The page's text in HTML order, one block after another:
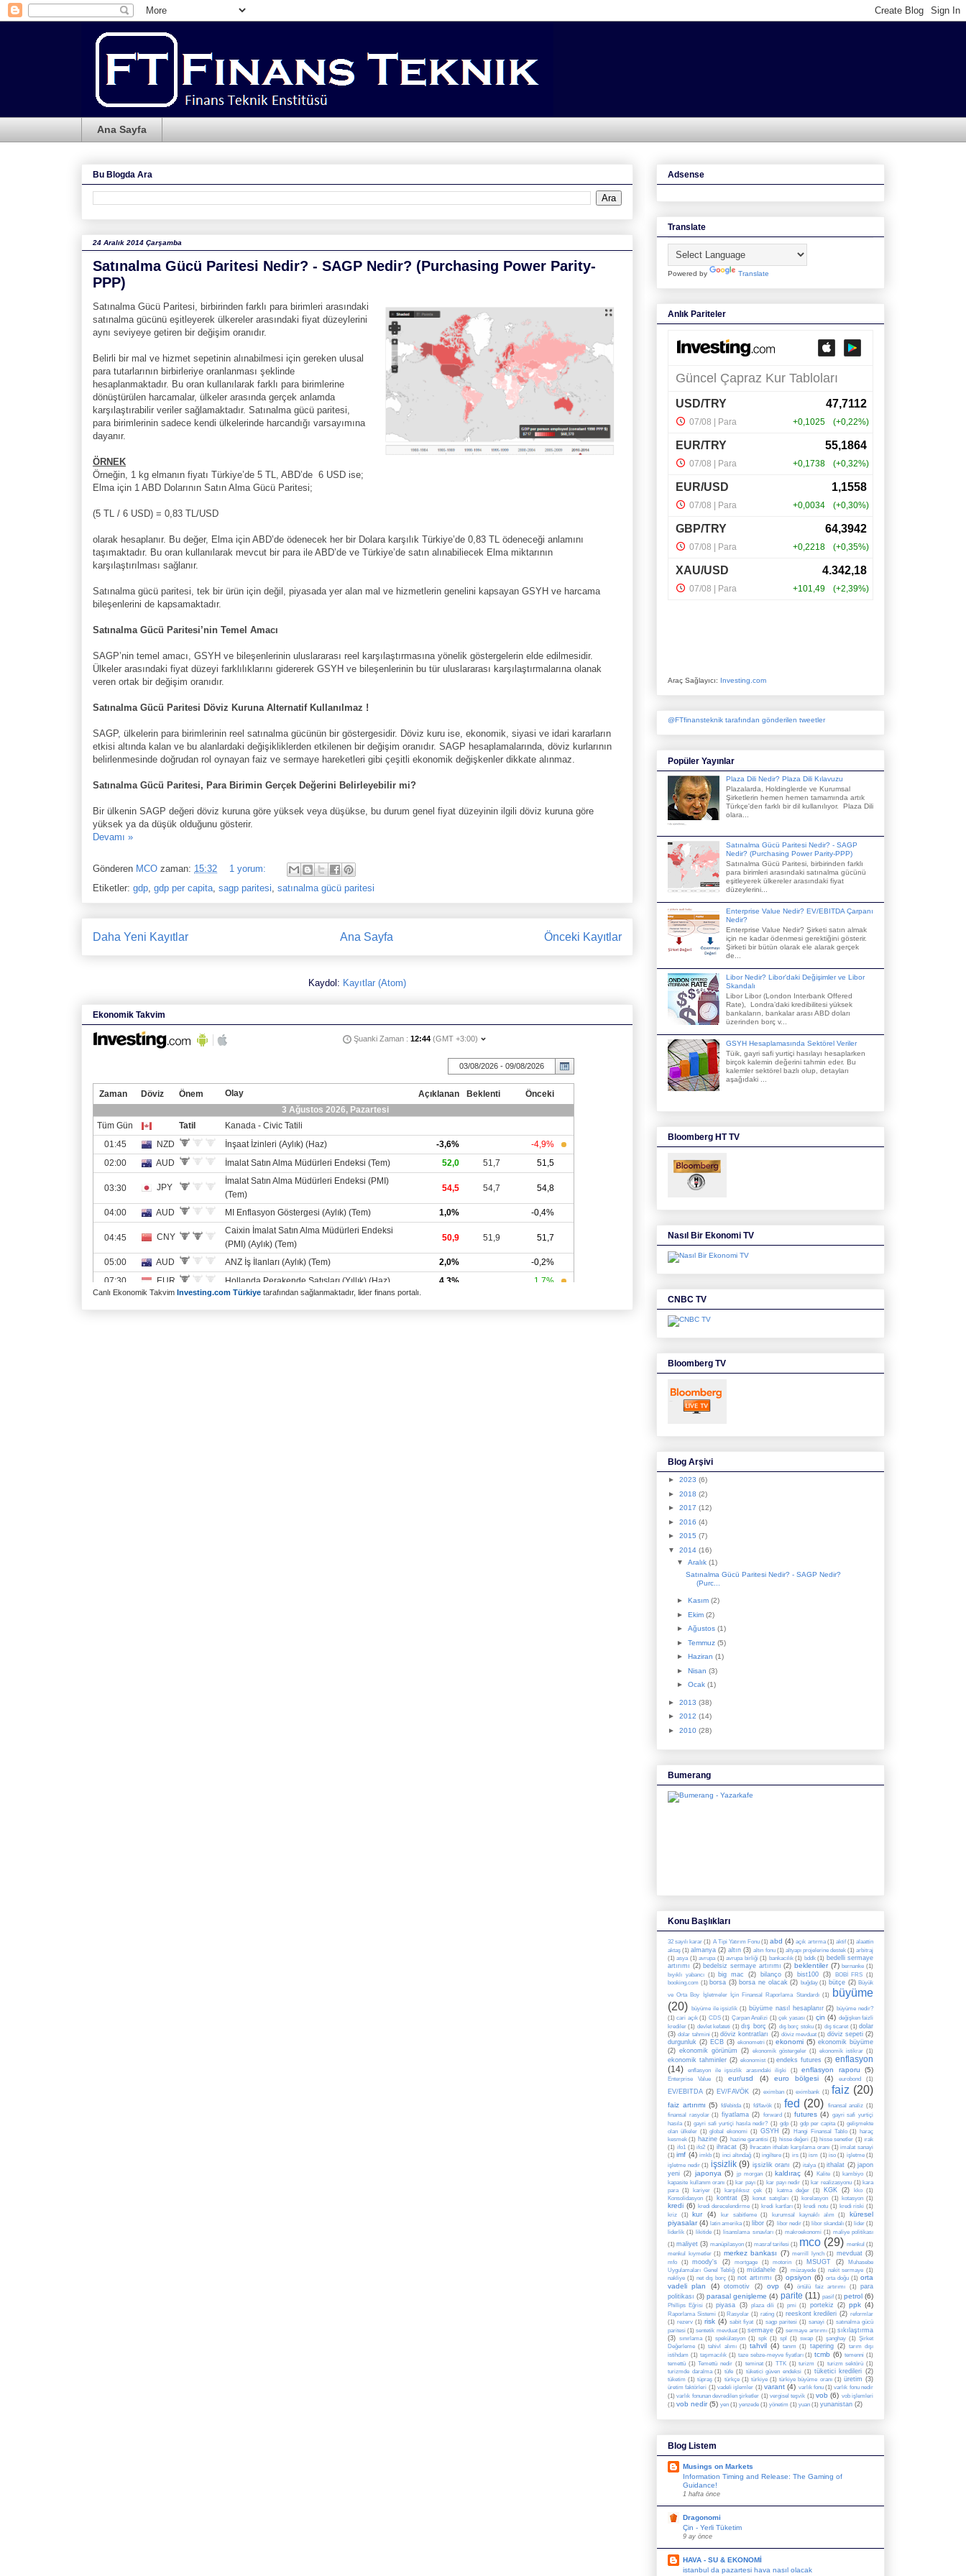
Ana Sayfa
Bu Blogda Ara
24 Aralık 2014 Çarşamba
Satınalma Gücü Paritesi Nedir? - SAGP Nedir? (Purchasing Power Parity-
PPP)
Satınalma Gücü Paritesi, birbirinden farklı para birimleri arasındaki
satınalma gücünü eşitleyerek ülkereler arasındaki fiyat düzeylerini
aynı seviyeye getiren bir değişim oranıdır.
Belirli bir mal ve hizmet sepetinin alınabilmesi için gereken ulusal
para tutarlarının birbirleriye oranlanması şeklinde
hesaplanmaktadır. Bu oran kullanılarak farklı para birimlerine
dönüştürülen harcamalar, ülkeler arasında gerçek anlamda
karşılaştırabilir veriler sağlamaktadır. Satınalma gücü paritesi,
para birimlerinin sadece kendi ülkelerinde harcandığı varsayımına
dayanır.
ÖRNEK
Örneğin, 1 kg elmanın fiyatı Türkiye’de 5 TL, ABD’de 6 USD ise;
Elma için 1 ABD Dolarının Satın Alma Gücü Paritesi;
(5 TL / 6 USD) = 0,83 TL/USD
olarak hesaplanır. Bu değer, Elma için ABD’de ödenecek her bir Dolara karşılık Türkiye’de 0,83 TL ödeneceği anlamını
taşımaktadır. Bu oran kullanılarak mevcut bir para ile ABD’de ve Türkiye’de satın alınabiliecek Elma miktarının
karşılaştırılması sağlanır.
Satınalma gücü paritesi, tek bir ürün için değil, piyasada yer alan mal ve hizmetlerin genelini kapsayan GSYH ve harcama
bileşenlerini de kapsamaktadır.
Satınalma Gücü Paritesi’nin Temel Amacı
SAGP’nin temel amacı, GSYH ve bileşenlerinin uluslararası reel karşılaştırmasına yönelik göstergelerin elde edilmesidir.
Ülkeler arasındaki fiyat düzeyi farklılıklarını gidererek GSYH ve bileşenlerinin bu tür uluslararası karşılaştırmalarına olanak
veren ortak bir değişim oranıdır.
Satınalma Gücü Paritesi Döviz Kuruna Alternatif Kullanılmaz !
SAGP, ülkelerin para birimlerinin reel satınalma gücünün bir göstergesidir. Döviz kuru ise, ekonomik, siyasi ve idari kararların
etkisi altında kalan ve bu alanlardaki değişikliklerden etkilenen bir değişim oranıdır. SAGP hesaplamalarında, döviz kurlarının
belirlenmesinde doğrudan rol oynayan faiz ve sermaye hareketleri gibi çeşitli ekonomik değişkenler dikkate alınmaz.
Satınalma Gücü Paritesi, Para Birimin Gerçek Değerini Belirleyebilir mi?
Bir ülkenin SAGP değeri döviz kuruna göre yüksek veya düşükse, bu durum genel fiyat düzeyinin ilgili döviz kuruna göre
yüksek ya da düşük olduğunu gösterir.
Devamı »
Gönderen MCO zaman: 15:32
1 yorum:
Etiketler: gdp gdp per capita sagp paritesi satınalma gücü paritesi
Daha Yeni Kayıtlar Önceki Kayıtlar
Ana Sayfa
Kaydol: Kayıtlar (Atom)
Ekonomik Takvim
Canlı Ekonomik Takvim Investing.com Türkiye tarafından sağlanmaktadır, lider finans portalı.
Adsense
Translate
Powered by Translate
Anlık Pariteler
Araç Sağlayıcı: Investing.com
@FTfinansteknik tarafından gönderilen tweetler
Popüler Yayınlar
Plaza Dili Nedir? Plaza Dili Kılavuzu
Plazalarda, Holdinglerde ve Kurumsal
Şirketlerin hemen hemen tamamında artık
Türkçe'den farklı bir dil kullanılıyor. Plaza Dili
olara...
Satınalma Gücü Paritesi Nedir? - SAGP
Nedir? (Purchasing Power Parity-PPP)
Satınalma Gücü Paritesi, birbirinden farklı
para birimleri arasındaki satınalma gücünü
eşitleyerek ülkereler arasındaki fiyat
düzeylerini...
Enterprise Value Nedir? EV/EBITDA Çarpanı
Nedir?
Enterprise Value Nedir? Şirketi satın almak
için ne kadar ödenmesi gerektiğini gösterir.
Şirketi bir bütün olarak ele alarak gerçek
de...
Libor Nedir? Libor'daki Değişimler ve Libor
Skandalı
Libor Libor (London Interbank Offered
Rate), Londra’daki kredibilitesi yüksek
bankaların, bankalar arası ABD doları
üzerinden borç v...
GSYH Hesaplamasında Sektörel Veriler
Tüik, gayri safi yurtiçi hasılayı hesaplarken
birçok kalemin değerini tahmin eder. Bu
kalemler sektörel bazlı olup, detayları
aşağıdaki ...
Bloomberg HT TV
Nasıl Bir Ekonomi TV
CNBC TV
Bloomberg TV
Blog Arşivi
► 2023 (6)
► 2018 (2)
► 2017 (12)
► 2016 (4)
► 2015 (7)
▼ 2014 (16)
▼ Aralık (1)
Satınalma Gücü Paritesi Nedir? - SAGP Nedir?
(Purc...
► Kasım (2)
► Ekim (2)
► Ağustos (1)
► Temmuz (5)
► Haziran (1)
► Nisan (3)
► Ocak (1)
► 2013 (38)
► 2012 (14)
► 2010 (28)
Bumerang
Konu Başlıkları
32 sayılı karar (1) A Tipi Yatırım Fonu (1) abd (4) açık artırma (1) aktif (1) alaattin
aktaş (1) almanya (2) altın (3) altın fonu (1) altyapı projelerine destek (1) arbitraj
(1) asya (1) avrupa (1) avrupa birliği (1) bankacılık (1) bddk (1) bedelli sermaye
artırımı (2) bedelsiz sermaye artırımı (2) beklentiler (7) bernanke (1)
bıyıklı yabancı (1) big mac (2) bilanço (3) bist100 (3) BOBİ FRS (1)
booking.com (1) borsa (3) borsa ne olacak (2) buğday (1) bütçe (2) Büyük
ve Orta Boy İşletmeler İçin Finansal Raporlama Standardı (1)
büyüme
(20)
büyüme ile işsizlik (1) büyüme nasıl hesaplanır (2) büyüme nedir?
(1) cari açık (1) CDS (1) Çarpan Analizi (1) çek yasası (1) çin (4) değişken faizli
krediler (1) devlet kefateti (1) dış borç (2) dış borç stoku (1) dış ticaret (1) dolar
(3) dolar tahmini (1) döviz kontratları (2) döviz mevduat (1) döviz sepeti (2)
durgunluk (2) ECB (3) ekonometri (1) ekonomi (5) ekonomik büyüme
(2) ekonomik görünüm (2) ekonomik göstergeler (1) ekonomik istikrar (1)
ekonomik tahminler (2) ekonomist (1) endeks futures (3) enflasyon
(14)
enflasyon ile işsizlik arasındaki ilişki (1) enflasyon raporu (5)
Enterprise Value (1) eur/usd (4) euro bölgesi (4) eurobond (1)
EV/EBITDA (2) EV/FAVÖK (2) eximban (1) eximbank (1) faiz (20)
faiz artırımı (5) fd/ebitda (1) fd/favök (1) fed (20) finansal analiz (1)
finansal rasyolar (1) fiyatlama (2) forward (1) futures (4) gayri safi yurtiçi
hasıla (1) gayri safi yurtiçi hasıla nedir? (1) gdp (1) gdp per capita (1) gelişmekte
olan ülkeler (1) global ekonomi (1) GSYH (2) Hangi Finansal Tablo (1)
haraç
kesmek (1) hazine (2) hazine garantisi (1) hisse değeri (1) hisse senetler (1) ırak
(1) ifo1 (1) ifo2 (1) ihracat (3) İhracatın ithalatı karşılama oranı (1) imalat sanayi
(1) imf (4) imkb (1) inci altındağ (1) ingiltere (1) irs (1) ism (1) iso (1) işletme (1)
işletme nedir (1) işsizlik (9) işsizlik oranı (2) italya (1) ithalat (2) japon
yeni (2) japonya (5) jp morgan (1) kaldıraç (4) Kalite (1) kambiyo (1)
kapasite kullanım oranı (1) kar payı (1) kar payı nedir (1) kar realizasyonu (1) kara
para (1) kariyer (1) karşılıksız çek (1) katma değer (1) KGK (2) kko (1)
Konsolidasyon (1) kontrat (3) konut satışları (1) korelasyon (1) kotasyon (1)
kredi (6) kredi derecelendirme (1) kredi kartları (1) kredi notu (1) kredi riski (1)
kriz
(1) kur (4) kur sabitleme (1) kurumsal kaynaklı alım (1)
küresel
piyasalar (4) latin amerika (1) libor (2) libor nedir (1) libor skandalı (1) lider (1)
liderlik (1) likitide (1) lisanslama sınavları (1) makroekonomi (1) maliye politikası
(1) maliyet (3) manüpilasyon (1) masraf tarifesi (1) mco (29) menkul (1)
menkul kıymetler (1) merkez bankası (7) merrill lynch (1) mevduat (3)
mfo (1) moody's (2) mortgage (1) motorin (1) MSUGT (2)
Muhasebe
Uygulamaları Genel Tebliğ (1) müdahele (2) müzayede (1) nakit sermaye (1)
nakliye (1) net dış borç (1) not artırımı (3) opsiyon (6) orta doğu (1) orta
vadeli plan
(4) otomotiv (2) ovp (4) örtülü faiz artırımı (1)
para
politikası (3) parasal genişleme (4) parite (11) pasif (1) petrol (6)
Phillips Eğrisi (1) piyasa (3) plaza dili (1) pmi (1) portekiz (2) ppk (4)
Raporlama Sistemi (1) Rasyolar (1) rating (1) reeskont kredileri (2) reformlar
(1) rezerv (1) risk (4) sabit fiyat (1) sagp paritesi (1) sanayi (1) satınalma gücü
paritesi (1) sentetik mevduat (1) sermaye (2) sermaye artırımı (1) sıkılaştırma
(3) sınırlama (1) spekülasyon (1) spk (1) spl (1) swap (1) şanghay (1) Şirket
Değerleme (1) tahivl alımı (1) tahvil (4) tanım (1) tapering (2) tarım dışı
istihdam (1) taşımacılık (1) taze sebze-meyve fiyatları (1) tcmb (6) temenni (1)
temettü (1) Temettü nedir (1) teminat (1) TTK (1) turizm (1) turizm sektörü (1)
turizmde daralma (1) tüfe (1) tüketici güven endeksi (1) tüketici kredileri (2)
tüketim (1) tüpraş (1) türkçe (1) türkiye (1) türkiye büyüme oranı (1) üretim (3)
üretim faktörleri (1) vadeli işlemler (1) varant (4) varlık fonu (1) varlık fonu nedir
(1) varlık fonunan devredilen şirketler (1) vergisel teşvik (1) vob (6) vob işlemleri
(1) vob nedir (5) yen (1) yenzede (1) yönetim (1) yuan (1) yunanistan (2)
Blog Listem
Musings on Markets
Information Timing and Release: The Gaming of
Guidance!
1 hafta önce
Dragonomi
Çin - Yerli Tüketim
9 ay önce
HAVA - SU & EKONOMİ
istanbul da pazartesi hava nasıl olacak